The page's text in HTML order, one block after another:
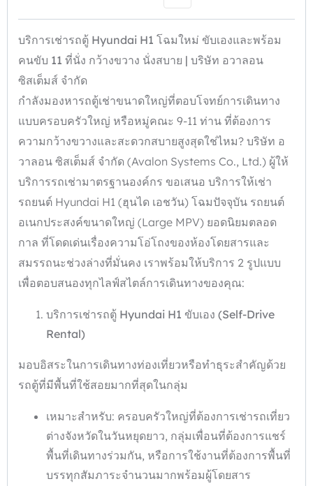
บริการเช่ารถตู้ Hyundai H1 โฉมใหม่ ขับเองและพร้อม
คนขับ 11 ที่นั่ง กว้างขวาง นั่งสบาย | บริษัท อวาลอน
ซิสเต็มส์ จำกัด
กำลังมองหารถตู้เช่าขนาดใหญ่ที่ตอบโจทย์การเดินทาง
แบบครอบครัวใหญ่ หรือหมู่คณะ 9-11 ท่าน ที่ต้องการ
ความกว้างขวางและสะดวกสบายสูงสุดใช่ไหม? บริษัท อ
วาลอน ซิสเต็มส์ จำกัด (Avalon Systems Co., Ltd.) ผู้ให้
บริการรถเช่ามาตรฐานองค์กร ขอเสนอ บริการให้เช่า
รถยนต์ Hyundai H1 (ฮุนได เอชวัน) โฉมปัจจุบัน รถยนต์
อเนกประสงค์ขนาดใหญ่ (Large MPV) ยอดนิยมตลอด
กาล ที่โดดเด่นเรื่องความโอ่โถงของห้องโดยสารและ
สมรรถนะช่วงล่างที่มั่นคง เราพร้อมให้บริการ 2 รูปแบบ
เพื่อตอบสนองทุกไลฟ์สไตล์การเดินทางของคุณ:
บริการเช่ารถตู้ Hyundai H1 ขับเอง (Self-Drive
Rental)
มอบอิสระในการเดินทางท่องเที่ยวหรือทำธุระสำคัญด้วย
รถตู้ที่มีพื้นที่ใช้สอยมากที่สุดในกลุ่ม
เหมาะสำหรับ: ครอบครัวใหญ่ที่ต้องการเช่ารถเที่ยว
ต่างจังหวัดในวันหยุดยาว, กลุ่มเพื่อนที่ต้องการแชร์
พื้นที่เดินทางร่วมกัน, หรือการใช้งานที่ต้องการพื้นที่
บรรทุกสัมภาระจำนวนมากพร้อมผู้โดยสาร